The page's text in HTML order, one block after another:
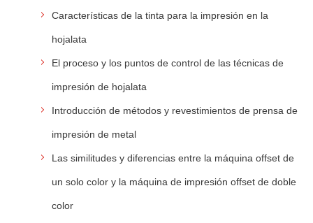
Características de la tinta para la impresión en la
hojalata
El proceso y los puntos de control de las técnicas de
impresión de hojalata
Introducción de métodos y revestimientos de prensa de
impresión de metal
Las similitudes y diferencias entre la máquina offset de
un solo color y la máquina de impresión offset de doble
color